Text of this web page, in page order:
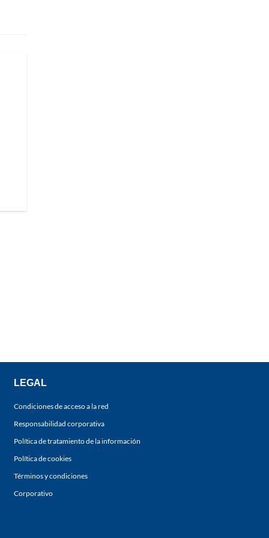
LEGAL
Condiciones de acceso a la red
Responsabilidad corporativa
Política de tratamiento de la información
Política de cookies
Términos y condiciones
Corporativo